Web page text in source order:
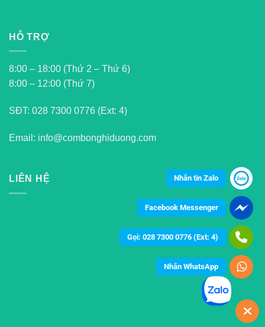
HỖ TRỢ
8:00 – 18:00 (Thứ 2 – Thứ 6)
8:00 – 12:00 (Thứ 7)
SĐT: 028 7300 0776 (Ext: 4)
Email: info@combonghiduong.com
LIÊN HỆ Nhắn tin Zalo
Facebook Messenger
Gọi: 028 7300 0776 (Ext: 4)
Nhắn WhatsApp